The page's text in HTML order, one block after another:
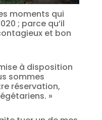
moments qui
; parce qu’il
et bon
à disposition
sommes
réservation,
»